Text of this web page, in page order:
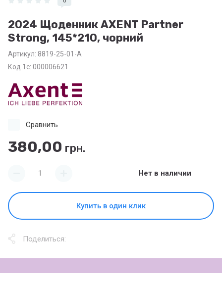
2024 Щоденник AXENT Partner
Strong, 145*210, чорний
Артикул: 8819-25-01-A
Код 1с: 000006621
380,00 грн.
Сравнить
Нет в наличии
Купить в один клик
Поделиться: